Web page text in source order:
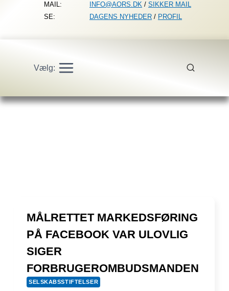
MAIL:
INFO@AORS.DK / SIKKER MAIL
SE:
DAGENS NYHEDER / PROFIL
Vælg:
MÅLRETTET MARKEDSFØRING
PÅ FACEBOOK VAR ULOVLIG
SIGER
FORBRUGEROMBUDSMANDEN
SELSKABSSTIFTELSER